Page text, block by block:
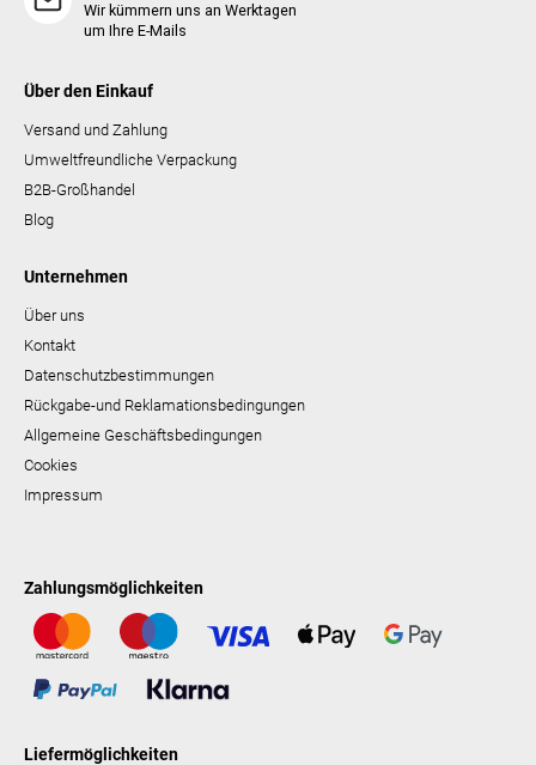
Wir kümmern uns an Werktagen
um Ihre E-Mails
Über den Einkauf
Versand und Zahlung
Umweltfreundliche Verpackung
B2B-Großhandel
Blog
Unternehmen
Über uns
Kontakt
Datenschutzbestimmungen
Rückgabe-und Reklamationsbedingungen
Allgemeine Geschäftsbedingungen
Cookies
Impressum
Zahlungsmöglichkeiten
Liefermöglichkeiten